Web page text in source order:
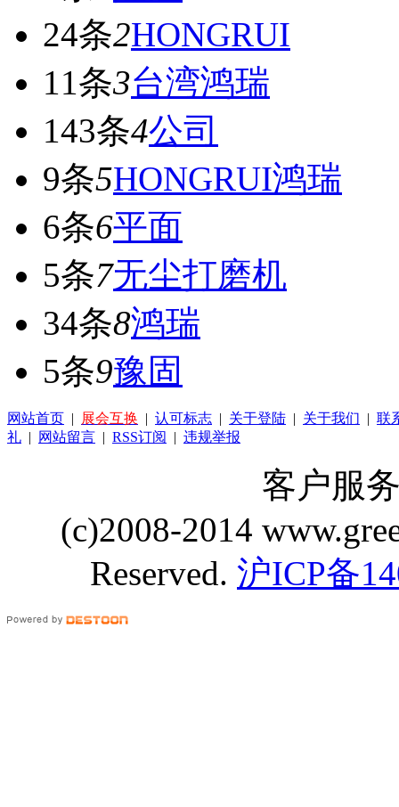
24条2HONGRUI
11条3台湾鸿瑞
143条4公司
9条5HONGRUI鸿瑞
6条6平面
5条7无尘打磨机
34条8鸿瑞
5条9豫固
网站首页 | 展会互换 | 认可标志 | 关于登陆 | 关于我们 | 联
礼 | 网站留言 | RSS订阅 | 违规举报
客户服
(c)2008-2014
Reserved. 沪ICP备